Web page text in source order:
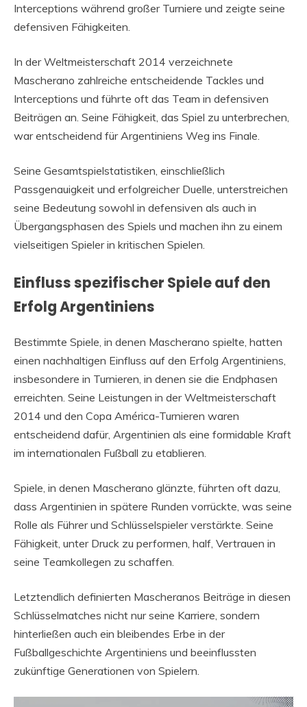
Interceptions während großer Turniere und zeigte seine
defensiven Fähigkeiten.
In der Weltmeisterschaft 2014 verzeichnete
Mascherano zahlreiche entscheidende Tackles und
Interceptions und führte oft das Team in defensiven
Beiträgen an. Seine Fähigkeit, das Spiel zu unterbrechen,
war entscheidend für Argentiniens Weg ins Finale.
Seine Gesamtspielstatistiken, einschließlich
Passgenauigkeit und erfolgreicher Duelle, unterstreichen
seine Bedeutung sowohl in defensiven als auch in
Übergangsphasen des Spiels und machen ihn zu einem
vielseitigen Spieler in kritischen Spielen.
Einfluss spezifischer Spiele auf den
Erfolg Argentiniens
Bestimmte Spiele, in denen Mascherano spielte, hatten
einen nachhaltigen Einfluss auf den Erfolg Argentiniens,
insbesondere in Turnieren, in denen sie die Endphasen
erreichten. Seine Leistungen in der Weltmeisterschaft
2014 und den Copa América-Turnieren waren
entscheidend dafür, Argentinien als eine formidable Kraft
im internationalen Fußball zu etablieren.
Spiele, in denen Mascherano glänzte, führten oft dazu,
dass Argentinien in spätere Runden vorrückte, was seine
Rolle als Führer und Schlüsselspieler verstärkte. Seine
Fähigkeit, unter Druck zu performen, half, Vertrauen in
seine Teamkollegen zu schaffen.
Letztendlich definierten Mascheranos Beiträge in diesen
Schlüsselmatches nicht nur seine Karriere, sondern
hinterließen auch ein bleibendes Erbe in der
Fußballgeschichte Argentiniens und beeinflussten
zukünftige Generationen von Spielern.